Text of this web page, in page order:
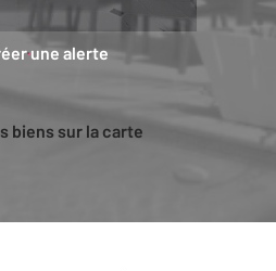
une alerte
biens sur la carte